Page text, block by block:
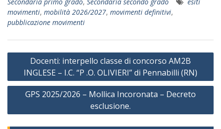
movimenti, mobilità 2026/2027, movimenti definitivi,
pubblicazione movimenti
Navigazione
articoli
Docenti: interpello classe di concorso AM2B
INGLESE – I.C. “P .O. OLIVIERI” di Pennabilli (RN)
GPS 2025/2026 – Mollica Incoronata – Decreto
esclusione.